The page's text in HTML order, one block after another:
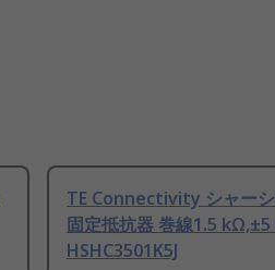
TE Connectivity シャー
固定抵抗器 巻線1.5 kΩ,±5
HSHC3501K5J